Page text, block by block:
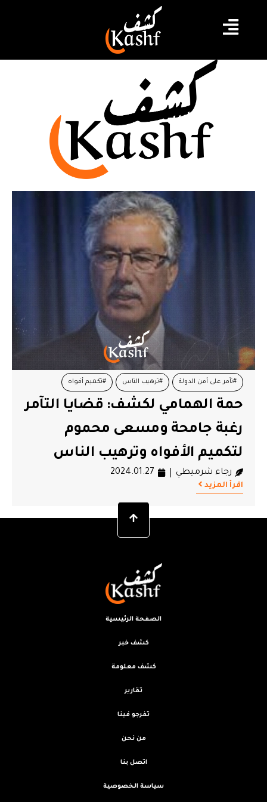
ترهيب الناس
#تآمر على أمن الدولة #ترهيب الناس #تكميم أفواه
#حمة الهمامي
حمة الهمامي لكشف: قضايا التآمر
رغبة جامحة ومسعى محموم
لتكميم الأفواه وترهيب الناس
رجاء شرميطي 2024.01.27
اقرأ المزيد
الصفحة الرئيسية
كشف خبر
كشف معلومة
تقارير
تفرجو فينا
من نحن
اتصل بنا
سياسة الخصوصية